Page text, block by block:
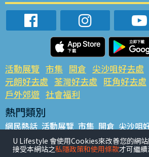
活動展覽 市集 開倉 尖沙咀好去處
元朗好去處 荃灣好去處 旺角好去處
戶外郊遊 社會福利
熱門類別
網民熱話 活動展覽 市集 開倉 尖沙咀
銅鑼灣好去處 元朗好去處 荃灣好去處
餐廳情報 戶外郊遊
U Lifestyle 會使用Cookies來改善您的網
接受本網站之私隱政策和使用條款才可繼續